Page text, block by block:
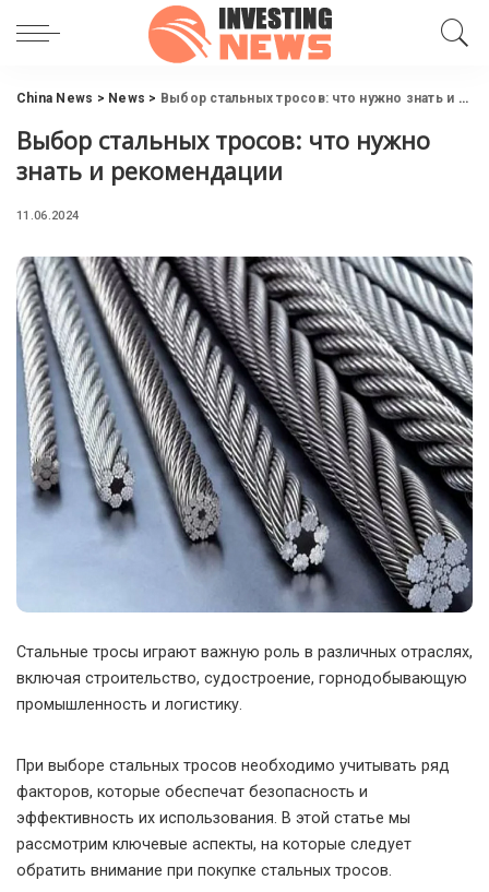
China News > News > Выбор стальных тросов: что нужно знать и рекомендации
Выбор стальных тросов: что нужно
знать и рекомендации
11.06.2024
Стальные тросы играют важную роль в различных отраслях,
включая строительство, судостроение, горнодобывающую
промышленность и логистику.
При выборе стальных тросов необходимо учитывать ряд
факторов, которые обеспечат безопасность и
эффективность их использования. В этой статье мы
рассмотрим ключевые аспекты, на которые следует
обратить внимание при покупке стальных тросов.